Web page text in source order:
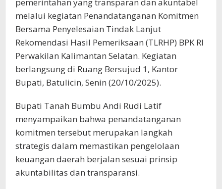
melalui kegiatan Penandatanganan Komitmen
Bersama Penyelesaian Tindak Lanjut
Rekomendasi Hasil Pemeriksaan (TLRHP) BPK RI
Perwakilan Kalimantan Selatan. Kegiatan
berlangsung di Ruang Bersujud 1, Kantor
Bupati, Batulicin, Senin (20/10/2025).
Bupati Tanah Bumbu Andi Rudi Latif
menyampaikan bahwa penandatanganan
komitmen tersebut merupakan langkah
strategis dalam memastikan pengelolaan
keuangan daerah berjalan sesuai prinsip
akuntabilitas dan transparansi.